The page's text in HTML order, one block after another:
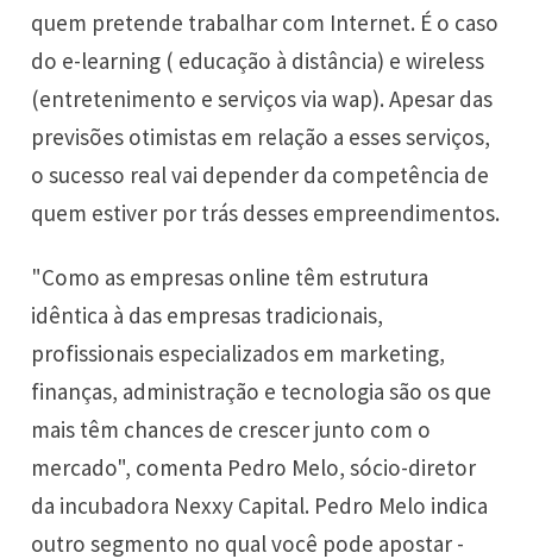
quem pretende trabalhar com Internet. É o caso
do e-learning ( educação à distância) e wireless
(entretenimento e serviços via wap). Apesar das
previsões otimistas em relação a esses serviços,
o sucesso real vai depender da competência de
quem estiver por trás desses empreendimentos.
"Como as empresas online têm estrutura
idêntica à das empresas tradicionais,
profissionais especializados em marketing,
finanças, administração e tecnologia são os que
mais têm chances de crescer junto com o
mercado", comenta Pedro Melo, sócio-diretor
da incubadora Nexxy Capital. Pedro Melo indica
outro segmento no qual você pode apostar -